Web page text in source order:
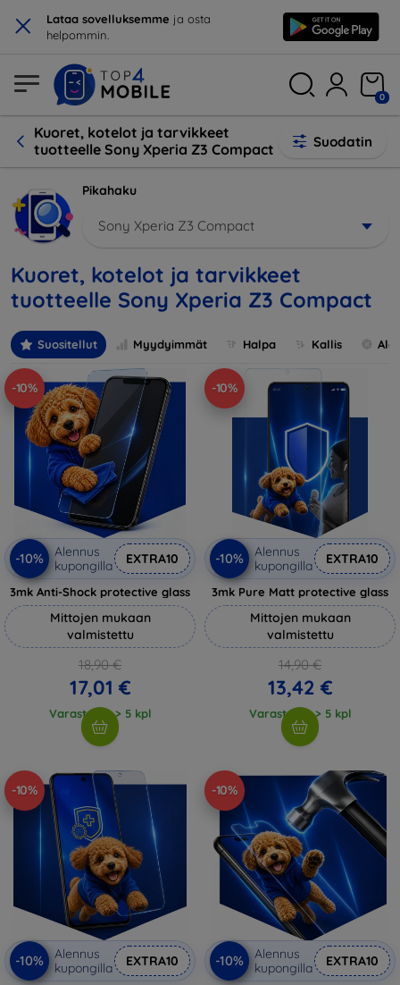
× Lataa sovelluksemme ja osta
helpommin.
0
Kuoret, kotelot ja tarvikkeet
tuotteelle Sony Xperia Z3 Compact
Suodatin
Pikahaku
Sony Xperia Z3 Compact
Kuoret, kotelot ja tarvikkeet
tuotteelle Sony Xperia Z3 Compact
Suositellut Myydyimmät Halpa Kallis
-10%
-10%
Alennus
kupongilla
EXTRA10
3mk Anti-Shock protective glass
Mittojen mukaan
valmistettu
18,90 €
17,01 €
Varastossa > 5 kpl
-10%
-10%
Alennus
kupongilla
EXTRA10
3mk Pure Matt protective glass
Mittojen mukaan
valmistettu
14,90 €
13,42 €
Varastossa > 5 kpl
-10%
-10%
Alennus
kupongilla
EXTRA10
-10%
-10%
Alennus
kupongilla
EXTRA10